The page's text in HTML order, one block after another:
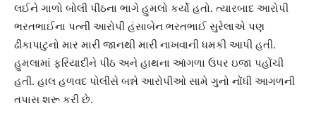
લઈને ગાળો બોલી પીઠના ભાગે હુમલો કર્યો હતો. ત્યારબાદ આરોપી
ભરતભાઈના પત્ની આરોપી હંસાબેન ભરતભાઈ સુરેલાએ પણ
ઢીંકાપાટુનો માર મારી જાનથી મારી નાખવાની ધમકી આપી હતી.
હુમલામાં ફરિયાદીને પીઠ અને હાથના આંગળા ઉપર ઇજા પહોંચી
હતી. હાલ હળવદ પોલીસે બન્ને આરોપીઓ સામે ગુનો નોંધી આગળની
તપાસ શરૂ કરી છે.